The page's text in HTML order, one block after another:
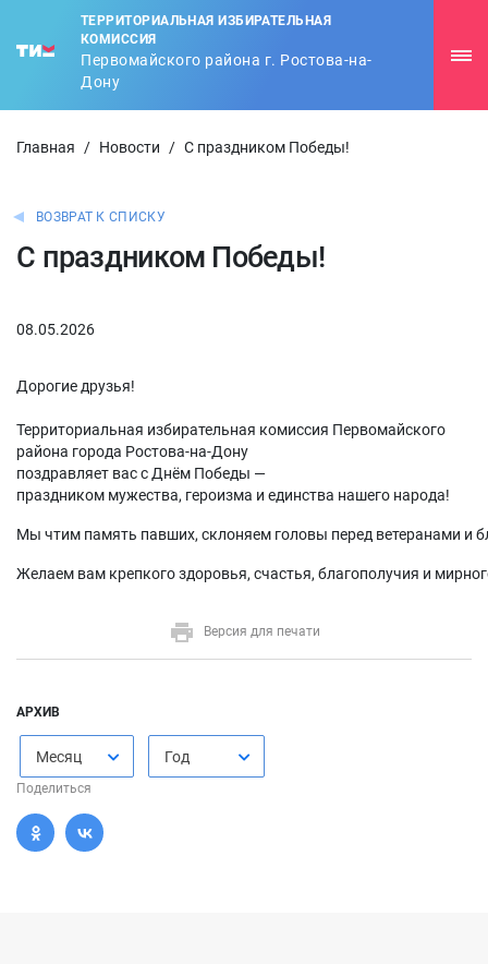
ТЕРРИТОРИАЛЬНАЯ ИЗБИРАТЕЛЬНАЯ
КОМИССИЯ
Первомайского района г. Ростова-на-
Дону
Главная / Новости / С праздником Победы!
ВОЗВРАТ К СПИСКУ
С праздником Победы!
08.05.2026
Дорогие друзья!
Территориальная избирательная комиссия Первомайского
района города Ростова-на-Дону
поздравляет вас с Днём Победы —
праздником мужества, героизма и единства нашего народа!
Мы чтим память павших, склоняем головы перед ветеранами и
Желаем вам крепкого здоровья, счастья, благополучия и
Версия для печати
АРХИВ
Месяц Год
Поделиться